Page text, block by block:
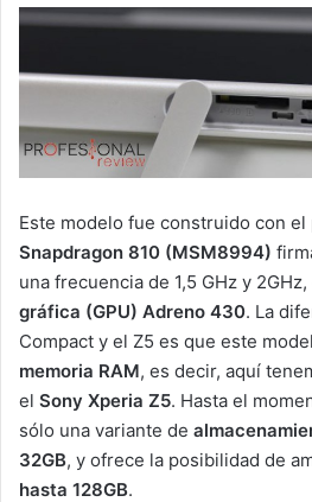
Este modelo fue construido con el
Snapdragon 810 (MSM8994)
una frecuencia de 1,5 GHz y
gráfica (GPU) Adreno 430. La
Compact y el Z5 es que este
memoria RAM, es decir, aquí
el Sony Xperia Z5. Hasta el
sólo una variante de
32GB, y ofrece la posibilidad de
hasta 128GB.